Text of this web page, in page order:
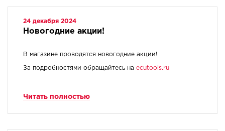
24 декабря 2024
Новогодние акции!
В магазине проводятся новогодние акции!
За подробностями обращайтесь на ecutools.ru
Читать полностью